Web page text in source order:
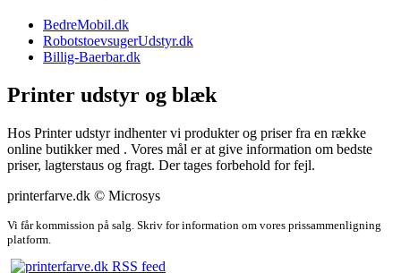
BedreMobil.dk
RobotstoevsugerUdstyr.dk
Billig-Baerbar.dk
Printer udstyr og blæk
Hos Printer udstyr indhenter vi produkter og priser fra en række
online butikker med . Vores mål er at give information om bedste
priser, lagterstaus og fragt. Der tages forbehold for fejl.
printerfarve.dk © Microsys
Vi får kommission på salg. Skriv for information om vores prissammenligning
platform.